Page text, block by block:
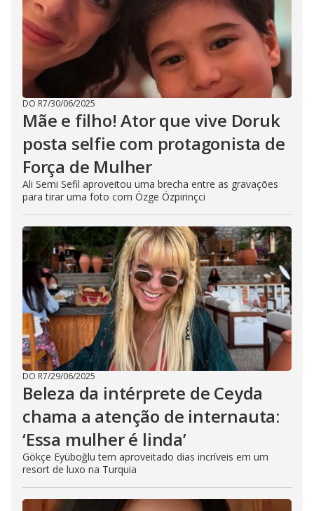
DO R7/30/06/2025
Mãe e filho! Ator que vive Doruk
posta selfie com protagonista de
Força de Mulher
Ali Semi Sefil aproveitou uma brecha entre as gravações
para tirar uma foto com Özge Özpirinçci
DO R7/29/06/2025
Beleza da intérprete de Ceyda
chama a atenção de internauta:
‘Essa mulher é linda’
Gökçe Eyüboğlu tem aproveitado dias incríveis em um
resort de luxo na Turquia